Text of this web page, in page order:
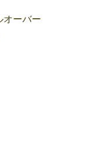
オーバー